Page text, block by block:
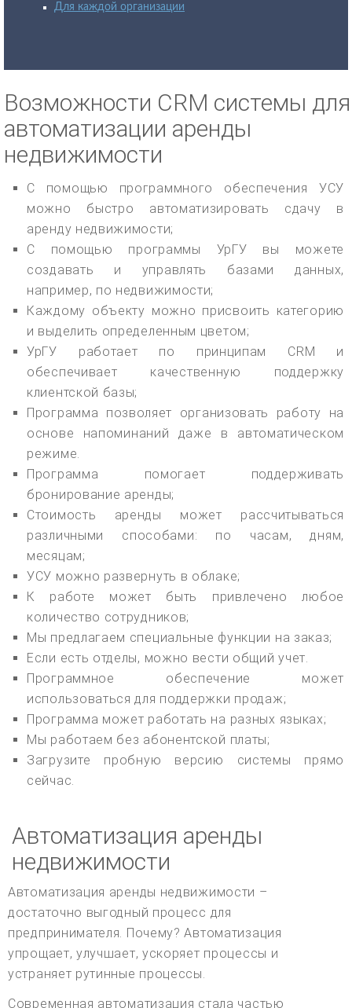
Для каждой организации
Возможности CRM системы для
автоматизации аренды
недвижимости
С помощью программного обеспечения УСУ
можно быстро автоматизировать сдачу в
аренду недвижимости;
С помощью программы УрГУ вы можете
создавать и управлять базами данных,
например, по недвижимости;
Каждому объекту можно присвоить категорию
и выделить определенным цветом;
УрГУ работает по принципам CRM и
обеспечивает качественную поддержку
клиентской базы;
Программа позволяет организовать работу на
основе напоминаний даже в автоматическом
режиме.
Программа помогает поддерживать
бронирование аренды;
Стоимость аренды может рассчитываться
различными способами: по часам, дням,
месяцам;
УСУ можно развернуть в облаке;
К работе может быть привлечено любое
количество сотрудников;
Мы предлагаем специальные функции на заказ;
Если есть отделы, можно вести общий учет.
Программное обеспечение может
использоваться для поддержки продаж;
Программа может работать на разных языках;
Мы работаем без абонентской платы;
Загрузите пробную версию системы прямо
сейчас.
Автоматизация аренды
недвижимости
Автоматизация аренды недвижимости –
достаточно выгодный процесс для
предпринимателя. Почему? Автоматизация
упрощает, улучшает, ускоряет процессы и
устраняет рутинные процессы.
Современная автоматизация стала частью